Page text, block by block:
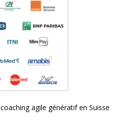
coaching agile génératif en Suisse